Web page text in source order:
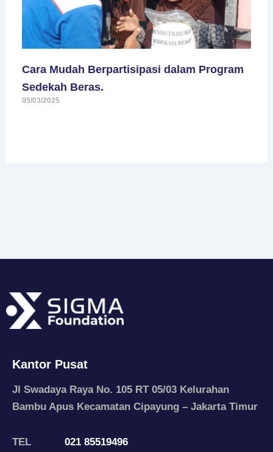
Cara Mudah Berpartisipasi dalam Program
Sedekah Beras.
05/03/2025
Kantor Pusat
Jl Swadaya Raya No. 105 RT 05/03 Kelurahan
Bambu Apus Kecamatan Cipayung – Jakarta Timur
TEL
021 85519496